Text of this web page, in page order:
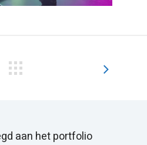
aan het portfolio